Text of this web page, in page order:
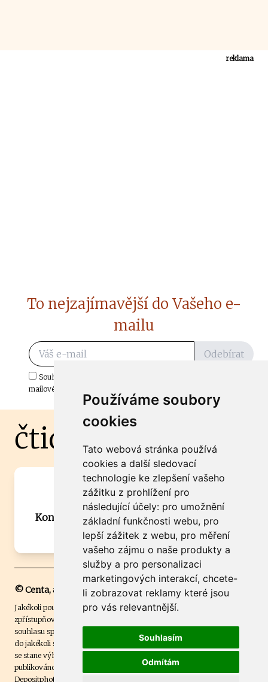
Používáme soubory
cookies
Tato webová stránka používá
cookies a další sledovací
technologie ke zlepšení vašeho
zážitku z prohlížení pro
následující účely: pro umožnění
základní funkčnosti webu, pro
lepší zážitek z webu, pro měření
vašeho zájmu o naše produkty a
služby a pro personalizaci
marketingových interakcí, chcete-
li zobrazovat reklamy které jsou
pro vás relevantnější.
Souhlasím
Odmítám
reklama
To nejzajímavější do Vašeho e-
mailu
Odebírat
Souhlasím s odběrem důležitých zpráv ze ČtiDoma.cz do mé e-
mailové schránky.
čtidoma.cz
Máte zajímavou informaci? Chcete
spolupracovat?
Kontaktujte šéfredaktora Martina Chalupu:
chalupa@ctidoma.cz
© Centa, a.s.
Jakékoli použití obsahu včetně převzetí, šíření či dalšího užití a
zpřístupňování textových či obrazových materiálů bez písemného
souhlasu společnosti Centa,a.s. je zakázáno. Čtenář svým přihlášením
do jakékoli soutěže na našem webu dává souhlas s tím, že v případě, že
se stane výhercem této soutěže, může být jeho jméno na webu
publikováno. Centa, a.s. využívala licenci ČTK a využívá fotografie z
Depositphotos